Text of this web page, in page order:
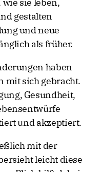
sie leben,
gestalten
und neue
als früher.
haben
mit sich gebracht.
Gesundheit,
und akzeptiert.
mit der
leicht diese